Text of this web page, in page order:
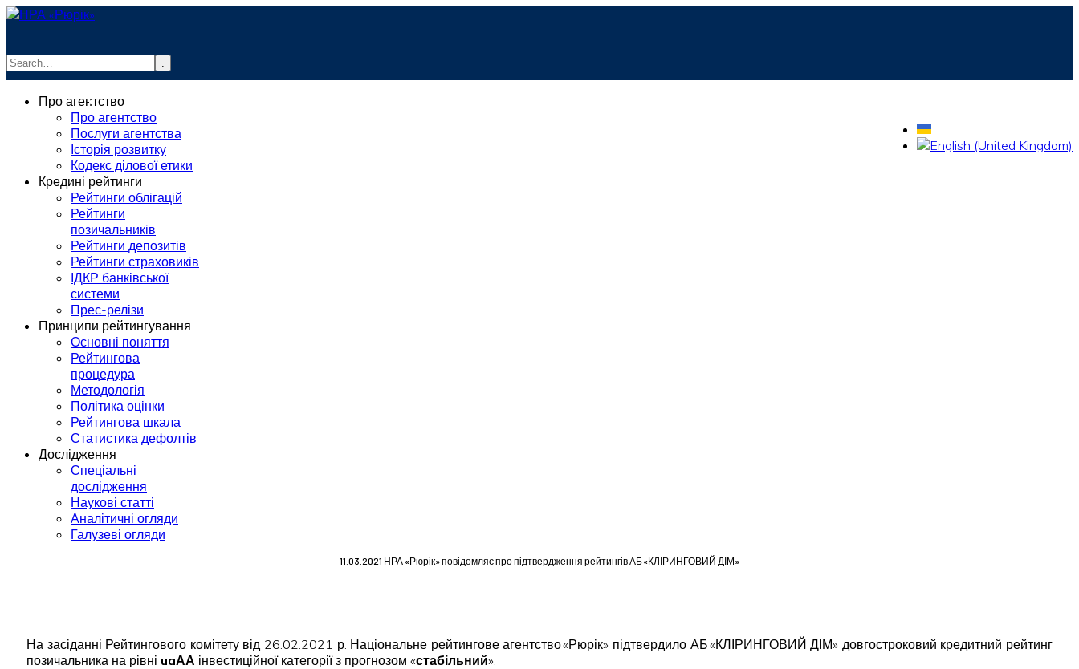
.
info@rurik.com.ua
Про агентство
Про агентство
Послуги агентства
Історія розвитку
Кодекс ділової етики
Кредині рейтинги
Рейтинги облігацій
Рейтинги
позичальників
Рейтинги депозитів
Рейтинги страховиків
ІДКР банківської
системи
Прес-релізи
Принципи рейтингування
Основні поняття
Рейтингова
процедура
Методологія
Політика оцінки
Рейтингова шкала
Статистика дефолтів
Дослідження
Спеціальні
дослідження
Наукові статті
Аналітичні огляди
Галузеві огляди
11.03.2021 НРА «Рюрік» повідомляє про підтвердження рейтингів АБ «КЛІРИНГОВИЙ ДІМ»
На засіданні Рейтингового комітету від 26.02.2021 р. Національне рейтингове агентство «Рюрік» підтвердило АБ «КЛІРИНГОВИЙ ДІМ» довгостроковий кредитний рейтинг
позичальника на рівні uaАА інвестиційної категорії з прогнозом «стабільний».